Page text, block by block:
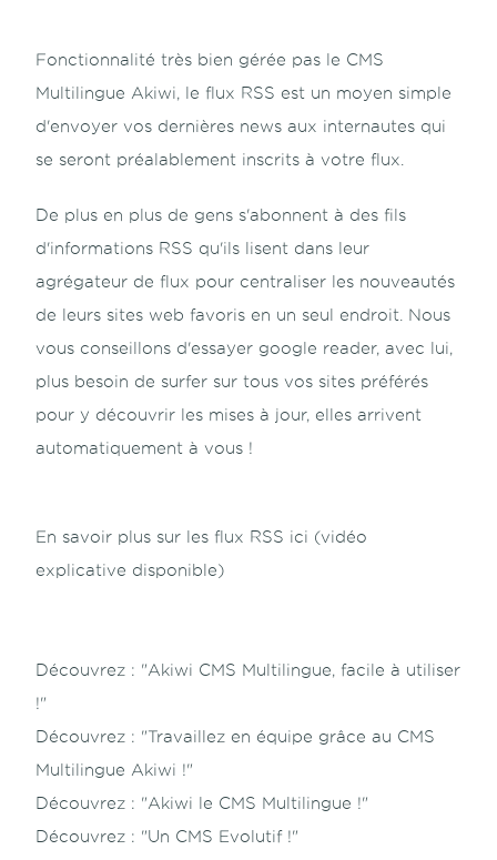
Fonctionnalité très bien gérée pas le CMS
Multilingue Akiwi,
le flux RSS est un moyen simple
d'envoyer vos dernières news aux internautes qui
se seront préalablement inscrits à votre flux.
De plus en plus de gens s'abonnent à des fils
d'informations RSS qu'ils lisent dans leur
agrégateur de flux pour centraliser les nouveautés
de leurs sites web favoris en un seul endroit. Nous
vous conseillons d'essayer google reader, avec lui,
plus besoin de surfer sur tous vos sites préférés
pour y découvrir les mises à jour, elles arrivent
automatiquement à vous !
En savoir plus sur les flux RSS ici (vidéo
explicative disponible)
Découvrez : "Akiwi CMS Multilingue, facile à utiliser
!"
Découvrez : "Travaillez en équipe grâce au CMS
Multilingue Akiwi !"
Découvrez : "Akiwi le CMS Multilingue !"
Découvrez : "Un CMS Evolutif !"